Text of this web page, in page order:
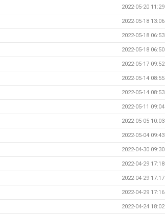
2022-05-20 11:29
2022-05-18 13:06
2022-05-18 06:53
2022-05-18 06:50
2022-05-17 09:52
2022-05-14 08:55
2022-05-14 08:53
2022-05-11 09:04
2022-05-05 10:03
2022-05-04 09:43
2022-04-30 09:30
2022-04-29 17:18
2022-04-29 17:17
2022-04-29 17:16
2022-04-24 18:02